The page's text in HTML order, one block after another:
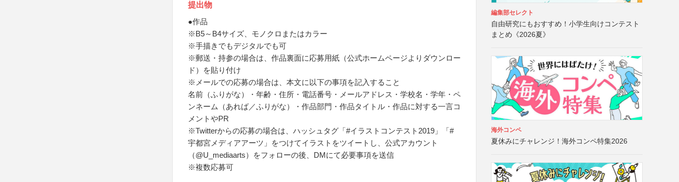
提出物
●作品
※B5～B4サイズ、モノクロまたはカラー
※手描きでもデジタルでも可
※郵送・持参の場合は、作品裏面に応募用紙（公式ホームページよりダウンロー
ド）を貼り付け
※メールでの応募の場合は、本文に以下の事項を記入すること
名前（ふりがな）・年齢・住所・電話番号・メールアドレス・学校名・学年・ペ
ンネーム（あれば／ふりがな）・作品部門・作品タイトル・作品に対する一言コ
メントやPR
※Twitterからの応募の場合は、ハッシュタグ「#イラストコンテスト2019」「#
宇都宮メディアアーツ」をつけてイラストをツイートし、公式アカウント
（@U_mediaarts）をフォローの後、DMにて必要事項を送信
※複数応募可
編集部セレクト
自由研究にもおすすめ！小学生向けコンテスト
まとめ《2026夏》
海外コンペ
夏休みにチャレンジ！海外コンペ特集2026